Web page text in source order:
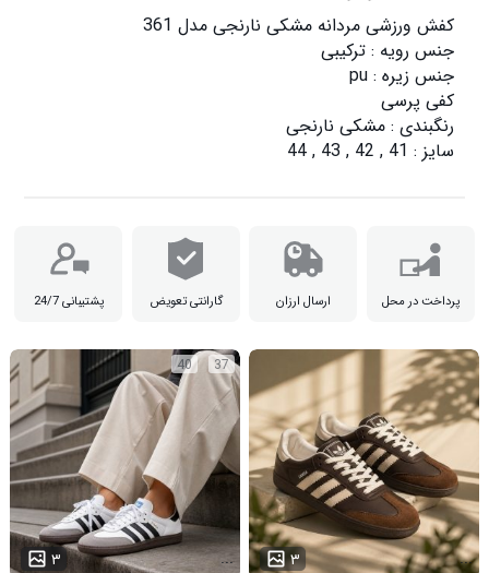
سایز : 41 , 42 , 43 , 44
پرداخت در محل ارسال ارزان گارانتی تعویض پشتیبانی 24/7
37
40
۳ ... ۳ ...